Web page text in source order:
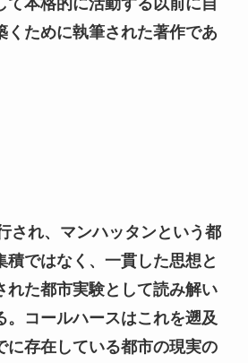
くために執筆された著作であ
され、マンハッタンという都
積ではなく、一貫した思想と
れた都市実験として読み解い
。コールハースはこれを遡及
に存在している都市の現実の